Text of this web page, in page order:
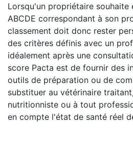
Lorsqu'un propriétaire souhaite
ABCDE correspondant à son
classement doit donc rester
des critères définis avec un
idéalement après une
score Pacta est de fournir des
outils de préparation ou de
substituer au vétérinaire
nutritionniste ou à tout
en compte l'état de santé réel